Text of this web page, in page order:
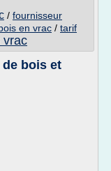
/ fournisseur
en vrac / tarif
vrac
bois et